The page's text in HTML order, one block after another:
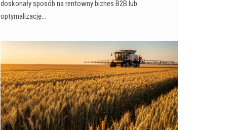
doskonały sposób na rentowny biznes B2B lub
optymalizację…